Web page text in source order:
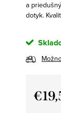
a
dotyk.